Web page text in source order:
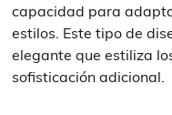
capacidad para
estilos. Este tipo de
elegante que estiliza
sofisticación adicional.